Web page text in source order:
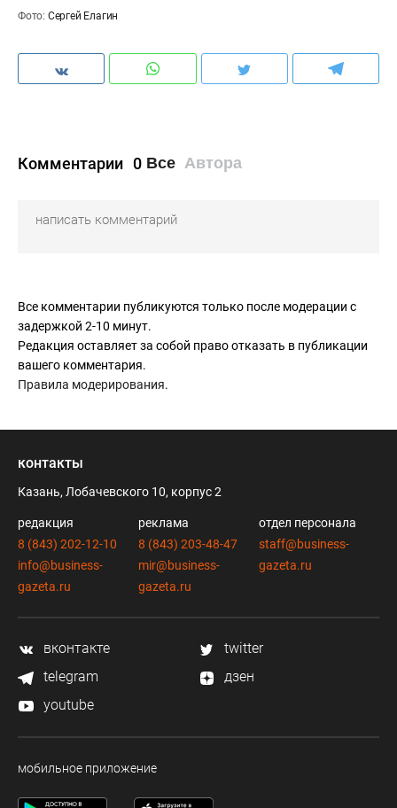
Фото: Сергей Елагин
Комментарии 0 Все Автора
Все комментарии публикуются только после модерации с
задержкой 2-10 минут.
Редакция оставляет за собой право отказать в публикации
вашего комментария.
Правила модерирования.
контакты
Казань, Лобачевского 10, корпус 2
редакция
8 (843) 202-12-10
info@business-
gazeta.ru
реклама
8 (843) 203-48-47
mir@business-
gazeta.ru
отдел персонала
staff@business-
gazeta.ru
вконтакте
twitter
telegram
дзен
youtube
мобильное приложение